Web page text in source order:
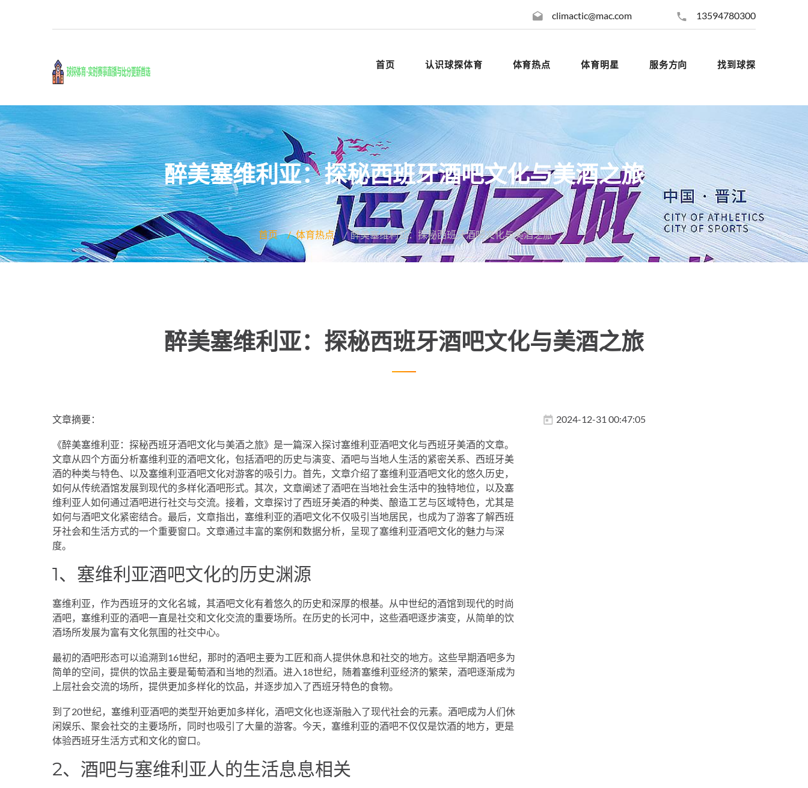
climactic@mac.com 13594780300
首页 认识球探体育 体育热点 体育明星 服务方向 找到球探
醉美塞维利亚：探秘西班牙酒吧文化与美酒之旅
首页 体育热点 醉美塞维利亚：探秘西班牙酒吧文化与美酒之旅
醉美塞维利亚：探秘西班牙酒吧文化与美酒之旅
文章摘要：
《醉美塞维利亚：探秘西班牙酒吧文化与美酒之旅》是一篇深入探讨塞维利亚酒吧文化与西班牙美酒的文章。
文章从四个方面分析塞维利亚的酒吧文化，包括酒吧的历史与演变、酒吧与当地人生活的紧密关系、西班牙美
酒的种类与特色、以及塞维利亚酒吧文化对游客的吸引力。首先，文章介绍了塞维利亚酒吧文化的悠久历史，
如何从传统酒馆发展到现代的多样化酒吧形式。其次，文章阐述了酒吧在当地社会生活中的独特地位，以及塞
维利亚人如何通过酒吧进行社交与交流。接着，文章探讨了西班牙美酒的种类、酿造工艺与区域特色，尤其是
如何与酒吧文化紧密结合。最后，文章指出，塞维利亚的酒吧文化不仅吸引当地居民，也成为了游客了解西班
牙社会和生活方式的一个重要窗口。文章通过丰富的案例和数据分析，呈现了塞维利亚酒吧文化的魅力与深
度。
1、塞维利亚酒吧文化的历史渊源
塞维利亚，作为西班牙的文化名城，其酒吧文化有着悠久的历史和深厚的根基。从中世纪的酒馆到现代的时尚
酒吧，塞维利亚的酒吧一直是社交和文化交流的重要场所。在历史的长河中，这些酒吧逐步演变，从简单的饮
酒场所发展为富有文化氛围的社交中心。
最初的酒吧形态可以追溯到16世纪，那时的酒吧主要为工匠和商人提供休息和社交的地方。这些早期酒吧多为
简单的空间，提供的饮品主要是葡萄酒和当地的烈酒。进入18世纪，随着塞维利亚经济的繁荣，酒吧逐渐成为
上层社会交流的场所，提供更加多样化的饮品，并逐步加入了西班牙特色的食物。
到了20世纪，塞维利亚酒吧的类型开始更加多样化，酒吧文化也逐渐融入了现代社会的元素。酒吧成为人们休
闲娱乐、聚会社交的主要场所，同时也吸引了大量的游客。今天，塞维利亚的酒吧不仅仅是饮酒的地方，更是
体验西班牙生活方式和文化的窗口。
2、酒吧与塞维利亚人的生活息息相关
2024-12-31 00:47:05